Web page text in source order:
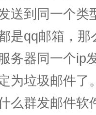
送到同一个类
是qq邮箱，
务器同一个ip
为垃圾邮件了
么群发邮件软